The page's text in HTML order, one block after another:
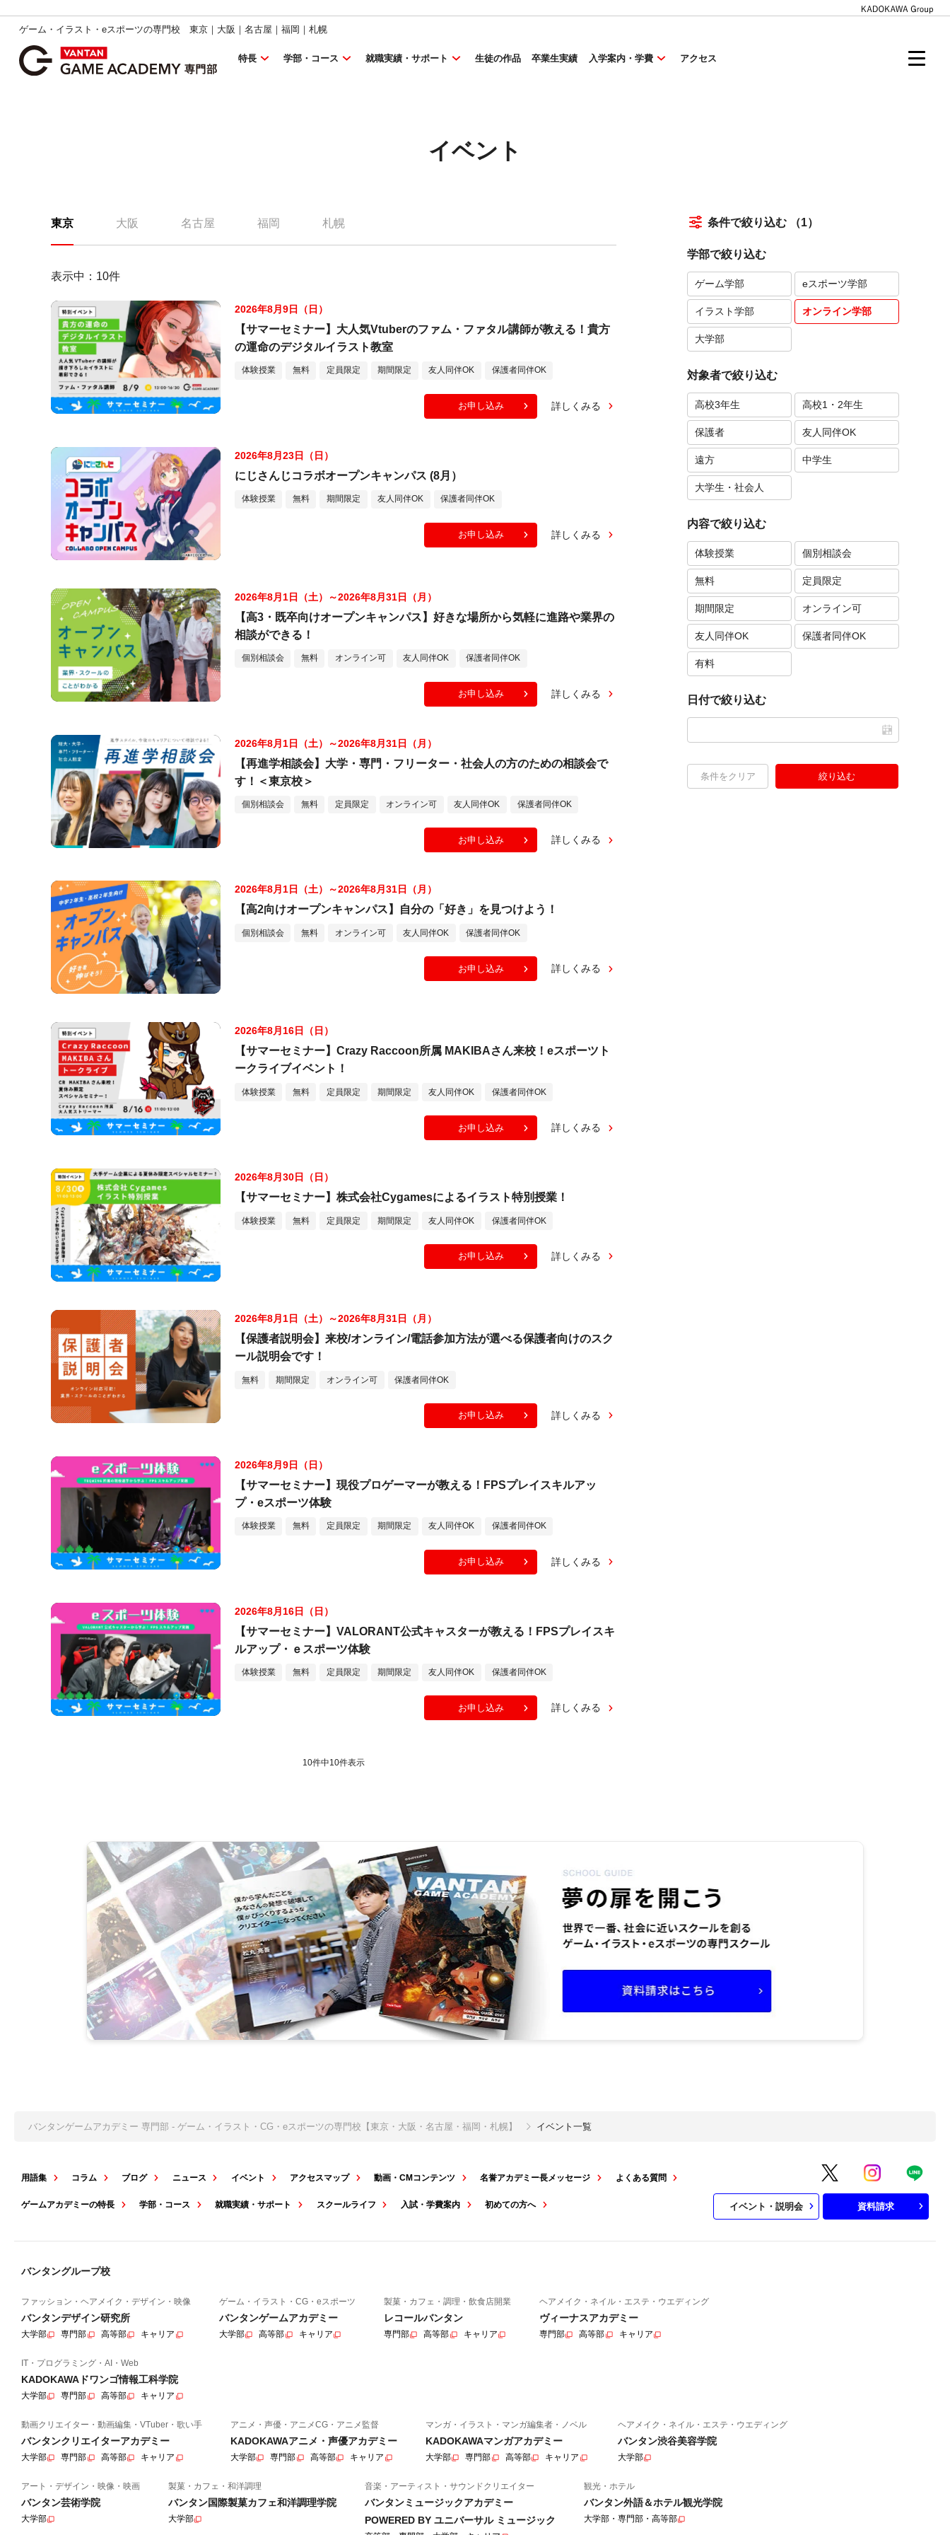
ゲーム・イラスト・eスポーツの専門校 東京｜大阪｜名古屋｜福岡｜札幌
特長 学部・コース 就職実績・サポート 生徒の作品 卒業生実績 入学案内・学費 アクセス
イベント
東京 大阪 名古屋 福岡 札幌
表示中： 10件
2026年8月9日（日）
【サマーセミナー】大人気Vtuberのファム・ファタル講師が教える！貴方
の運命のデジタルイラスト教室
体験授業 無料 定員限定 期間限定 友人同伴OK 保護者同伴OK
お申し込み 詳しくみる
2026年8月23日（日）
にじさんじコラボオープンキャンパス (8月）
体験授業 無料 期間限定 友人同伴OK 保護者同伴OK
お申し込み 詳しくみる
2026年8月1日（土）～2026年8月31日（月）
【高3・既卒向けオープンキャンパス】好きな場所から気軽に進路や業界の
相談ができる！
個別相談会 無料 オンライン可 友人同伴OK 保護者同伴OK
お申し込み 詳しくみる
2026年8月1日（土）～2026年8月31日（月）
【再進学相談会】大学・専門・フリーター・社会人の方のための相談会で
す！＜東京校＞
個別相談会 無料 定員限定 オンライン可 友人同伴OK 保護者同伴OK
お申し込み 詳しくみる
2026年8月1日（土）～2026年8月31日（月）
【高2向けオープンキャンパス】自分の「好き」を見つけよう！
個別相談会 無料 オンライン可 友人同伴OK 保護者同伴OK
お申し込み 詳しくみる
2026年8月16日（日）
【サマーセミナー】Crazy Raccoon所属 MAKIBAさん来校！eスポーツト
ークライブイベント！
体験授業 無料 定員限定 期間限定 友人同伴OK 保護者同伴OK
お申し込み 詳しくみる
2026年8月30日（日）
【サマーセミナー】株式会社Cygamesによるイラスト特別授業！
体験授業 無料 定員限定 期間限定 友人同伴OK 保護者同伴OK
お申し込み 詳しくみる
2026年8月1日（土）～2026年8月31日（月）
【保護者説明会】来校/オンライン/電話参加方法が選べる保護者向けのスク
ール説明会です！
無料 期間限定 オンライン可 保護者同伴OK
お申し込み 詳しくみる
2026年8月9日（日）
【サマーセミナー】現役プロゲーマーが教える！FPSプレイスキルアッ
プ・eスポーツ体験
体験授業 無料 定員限定 期間限定 友人同伴OK 保護者同伴OK
お申し込み 詳しくみる
2026年8月16日（日）
【サマーセミナー】VALORANT公式キャスターが教える！FPSプレイスキ
ルアップ・ｅスポーツ体験
体験授業 無料 定員限定 期間限定 友人同伴OK 保護者同伴OK
お申し込み 詳しくみる
10件中10件表示
条件で絞り込む （1）
学部で絞り込む
ゲーム学部 eスポーツ学部
イラスト学部 オンライン学部
大学部
対象者で絞り込む
高校3年生 高校1・2年生
保護者 友人同伴OK
遠方 中学生
大学生・社会人
内容で絞り込む
体験授業 個別相談会
無料 定員限定
期間限定 オンライン可
友人同伴OK 保護者同伴OK
有料
日付で絞り込む
条件をクリア 絞り込む
バンタンゲームアカデミー 専門部 - ゲーム・イラスト・CG・eスポーツの専門校【東京・大阪・名古屋・福岡・札幌】 イベント一覧
用語集 コラム ブログ ニュース イベント アクセスマップ 動画・CMコンテンツ 名誉アカデミー長メッセージ よくある質問
ゲームアカデミーの特長 学部・コース 就職実績・サポート スクールライフ 入試・学費案内 初めての方へ イベント・説明会 資料請求
バンタングループ校
ファッション・ヘアメイク・デザイン・映像
バンタンデザイン研究所
大学部 専門部 高等部 キャリア
ゲーム・イラスト・CG・eスポーツ
バンタンゲームアカデミー
大学部 高等部 キャリア
製菓・カフェ・調理・飲食店開業
レコールバンタン
専門部 高等部 キャリア
ヘアメイク・ネイル・エステ・ウエディング
ヴィーナスアカデミー
専門部 高等部 キャリア
IT・プログラミング・AI・Web
KADOKAWAドワンゴ情報工科学院
大学部 専門部 高等部 キャリア
動画クリエイター・動画編集・VTuber・歌い手
バンタンクリエイターアカデミー
大学部 専門部 高等部 キャリア
アニメ・声優・アニメCG・アニメ監督
KADOKAWAアニメ・声優アカデミー
大学部 専門部 高等部 キャリア
マンガ・イラスト・マンガ編集者・ノベル
KADOKAWAマンガアカデミー
大学部 専門部 高等部 キャリア
ヘアメイク・ネイル・エステ・ウエディング
バンタン渋谷美容学院
大学部
アート・デザイン・映像・映画
バンタン芸術学院
大学部
製菓・カフェ・和洋調理
バンタン国際製菓カフェ和洋調理学院
大学部
音楽・アーティスト・サウンドクリエイター
バンタンミュージックアカデミー
POWERED BY ユニバーサル ミュージック
観光・ホテル
バンタン外語＆ホテル観光学院
大学部・専門部・高等部